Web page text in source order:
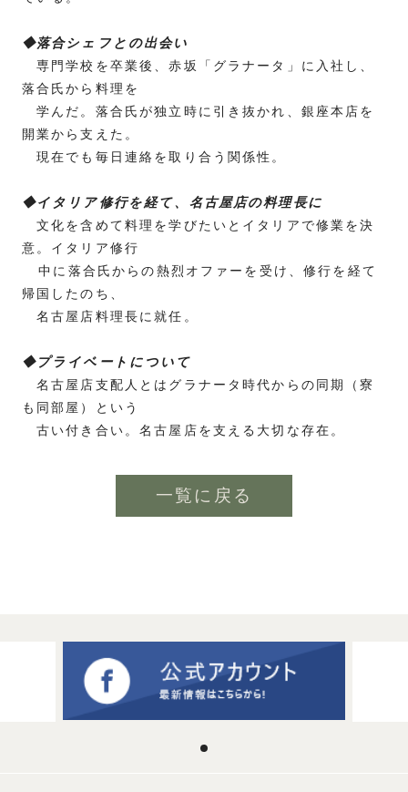
◆落合シェフとの出会い
専門学校を卒業後、赤坂「グラナータ」に入社し、
落合氏から料理を
学んだ。落合氏が独立時に引き抜かれ、銀座本店を
開業から支えた。
現在でも毎日連絡を取り合う関係性。
◆イタリア修行を経て、名古屋店の料理長に
文化を含めて料理を学びたいとイタリアで修業を決
意。イタリア修行
中に落合氏からの熱烈オファーを受け、修行を経て
帰国したのち、
名古屋店料理長に就任。
◆プライベートについて
名古屋店支配人とはグラナータ時代からの同期（寮
も同部屋）という
古い付き合い。名古屋店を支える大切な存在。
一覧に戻る